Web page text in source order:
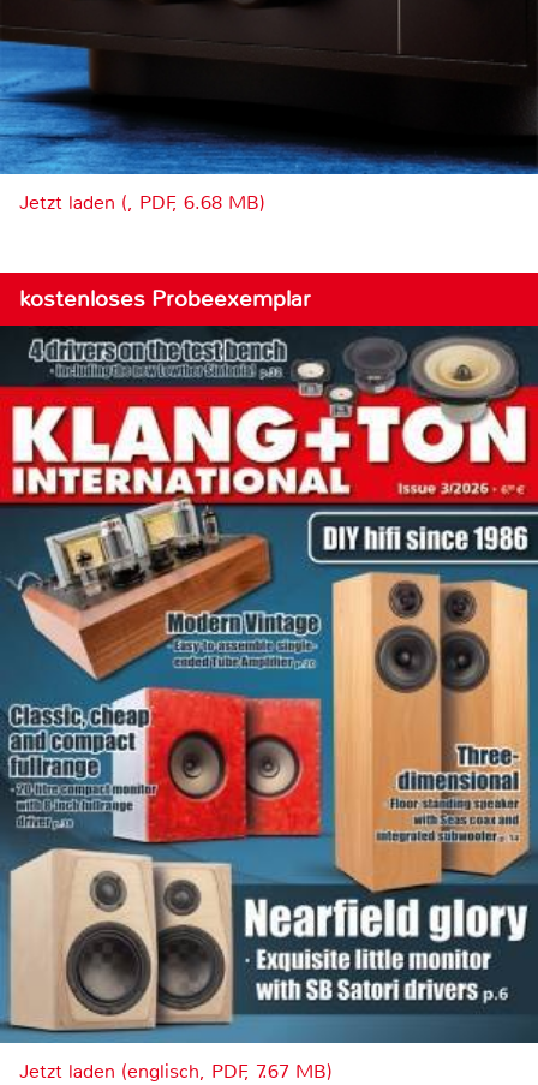
Jetzt laden (, PDF, 6.68 MB)
kostenloses Probeexemplar
Jetzt laden (englisch, PDF, 7.67 MB)